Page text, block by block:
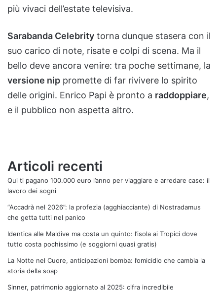
più vivaci dell’estate televisiva.
Sarabanda Celebrity torna dunque stasera con il
suo carico di note, risate e colpi di scena. Ma il
bello deve ancora venire: tra poche settimane, la
versione nip promette di far rivivere lo spirito
delle origini. Enrico Papi è pronto a raddoppiare,
e il pubblico non aspetta altro.
Articoli recenti
Qui ti pagano 100.000 euro l’anno per viaggiare e arredare case: il
lavoro dei sogni
“Accadrà nel 2026”: la profezia (agghiacciante) di Nostradamus
che getta tutti nel panico
Identica alle Maldive ma costa un quinto: l’isola ai Tropici dove
tutto costa pochissimo (e soggiorni quasi gratis)
La Notte nel Cuore, anticipazioni bomba: l’omicidio che cambia la
storia della soap
Sinner, patrimonio aggiornato al 2025: cifra incredibile